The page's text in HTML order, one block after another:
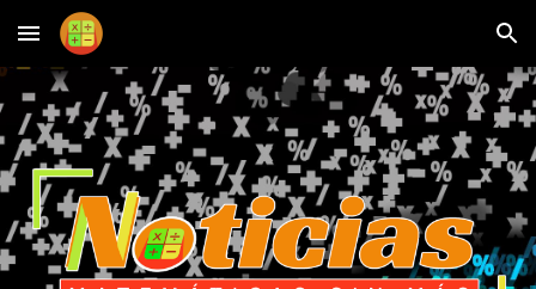
Skip to main content Skip to navigation